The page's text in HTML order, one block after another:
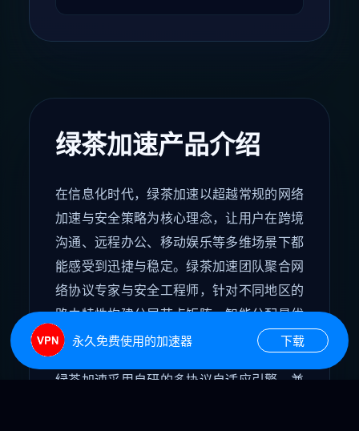
绿茶加速产品介绍
在信息化时代，绿茶加速以超越常规的网络
加速与安全策略为核心理念，让用户在跨境
沟通、远程办公、移动娱乐等多维场景下都
能感受到迅捷与稳定。绿茶加速团队聚合网
络协议专家与安全工程师，针对不同地区的
路由特性构建分层节点矩阵，智能分配最优
线路，同时以零日志架构守护隐私。
绿茶加速采用自研的多协议自适应引擎，兼
永久免费使用的加速器 下载